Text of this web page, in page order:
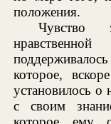
положения.
Чувство
которое,
установилось
с своим